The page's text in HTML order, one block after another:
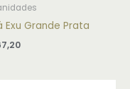
Exu Grande Prata